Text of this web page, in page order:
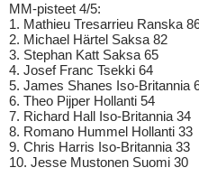
MM-pisteet 4/5:
1. Mathieu Tresarrieu Ranska
2. Michael Härtel Saksa 82
3. Stephan Katt Saksa 65
4. Josef Franc Tsekki 64
5. James Shanes Iso-Britannia
6. Theo Pijper Hollanti 54
7. Richard Hall Iso-Britannia 34
8. Romano Hummel Hollanti 33
9. Chris Harris Iso-Britannia 33
10. Jesse Mustonen Suomi 30